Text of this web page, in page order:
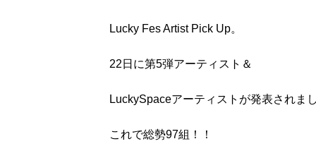
Lucky Fes Artist Pick Up。
22日に第5弾アーティスト＆
LuckySpaceアーティストが発表されま
これで総勢97組！！